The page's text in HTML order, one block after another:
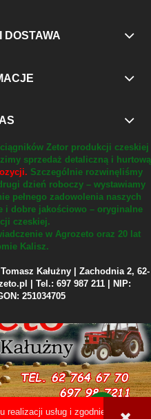
usług i zgodnie z
DOSTAWA
Zetor produkcji czeskiej
sprzedaż detaliczną i hurtową
Szczególnie rozwinęliśmy
dzień roboczy – wystawiamy
pełnego zadowolenia naszych
i dobre jakościowo – oryginalne
czeskiej.
w Agrozeto oraz 20 lat
Kalisz.
Kałużny | Zachodnia 2, 62-
| Tel.: 697 987 211 | NIP:
251034705